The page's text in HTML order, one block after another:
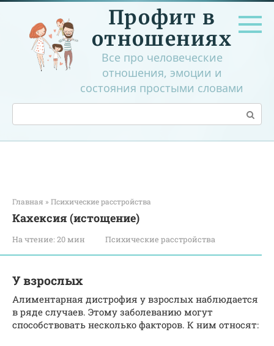
Перейти
контенту
Профит в
отношениях
Все про человеческие
отношения, эмоции и
состояния простыми словами
Поиск:
Главная » Психические расстройства
Кахексия (истощение)
На чтение: 20 мин Психические расстройства
У взрослых
Алиментарная дистрофия у взрослых наблюдается
в ряде случаев. Этому заболеванию могут
способствовать несколько факторов. К ним относят: